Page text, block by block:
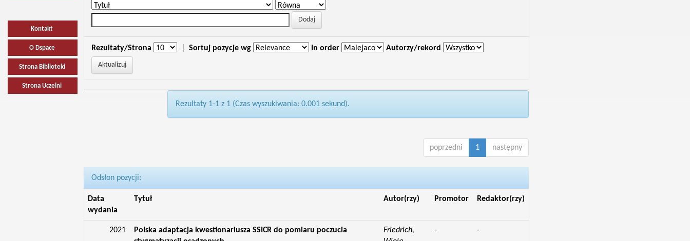
Kontakt
O Dspace
Strona Biblioteki
Strona Uczelni
Rezultaty/Strona Sortuj pozycje wg In order Autorzy/rekord
Rezultaty 1-1 z 1 (Czas wyszukiwania: 0.001 sekund).
poprzedni 1 następny
Odsłon pozycji:
Data
wydania
Tytuł Autor(rzy) Promotor Redaktor(rzy)
2021
Polska adaptacja kwestionariusza SSICR do pomiaru poczucia
Friedrich,
- -